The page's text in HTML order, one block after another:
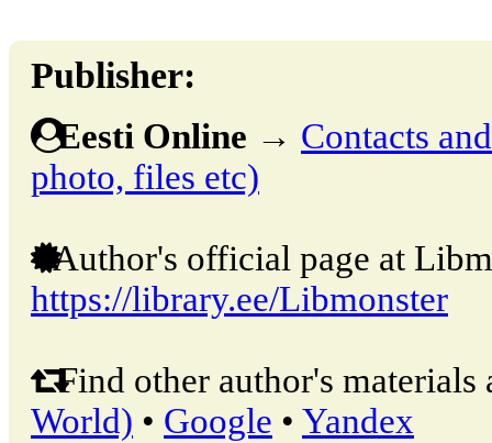
Publisher:
Eesti Online → Contacts
photo, files etc)
Author's official page at
https://library.ee/Libmonster
Find other author's materials
World) • Google • Yandex